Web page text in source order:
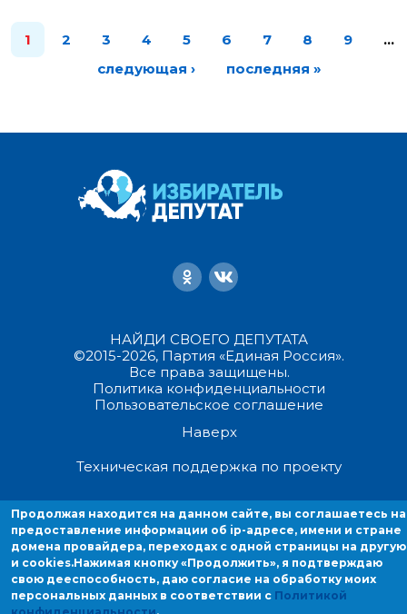
1 2 3 4 5 6 7 8 9
…
следующая ›
последняя »
НАЙДИ СВОЕГО ДЕПУТАТА
©2015-2026, Партия «Единая Россия».
Все права защищены.
Политика конфиденциальности
Пользовательское соглашение
Наверх
Техническая поддержка по проекту
Продолжая находиться на данном сайте, вы соглашаетесь на
предоставление информации об ip-адресе, имени и стране домена
провайдера, переходах с одной страницы на другую и cookies.
Продолжая находится на данном сайте, вы соглашаетесь на
предоставление информации об ip-адресе, имени и стране
домена провайдера, переходах с одной страницы на другую
и cookies.Нажимая кнопку «Продолжить», я подтверждаю
свою дееспособность, даю согласие на обработку моих
персональных данных в соответствии с Политикой